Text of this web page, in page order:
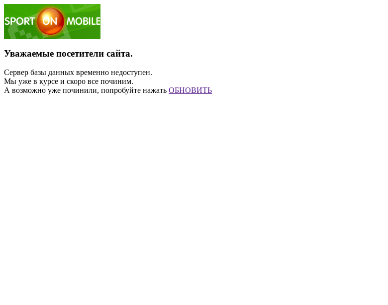
Уважаемые посетители сайта.
Сервер базы данных временно недоступен.
Мы уже в курсе и скоро все починим.
А возможно уже починили, попробуйте нажать ОБНОВИТЬ